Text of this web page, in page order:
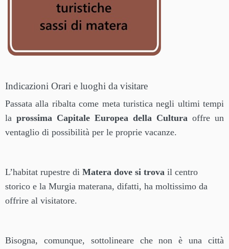
Indicazioni Orari e luoghi da visitare
Passata alla ribalta come meta turistica negli ultimi tempi
la prossima Capitale Europea della Cultura offre un
ventaglio di possibilità per le proprie vacanze.
L’habitat rupestre di Matera dove si trova il centro
storico e la Murgia materana, difatti, ha moltissimo da
offrire al visitatore.
Bisogna, comunque, sottolineare che non è una città